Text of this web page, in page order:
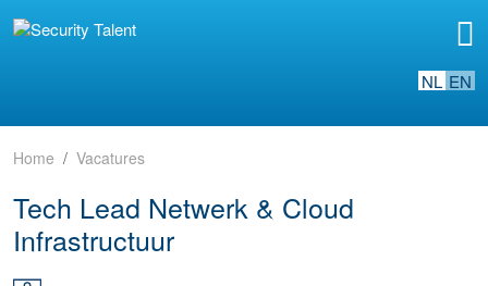
NL EN
Home Vacatures
Tech Lead Netwerk & Cloud
Infrastructuur